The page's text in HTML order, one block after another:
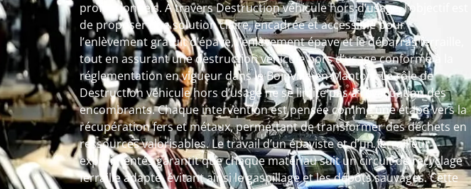
professionnels. À travers Destruction véhicule hors d’usage, l’objectif est
de proposer une solution claire, encadrée et accessible pour
l’enlèvement gratuit d’épave, l’enlèvement épave et le débarras ferraille,
tout en assurant une destruction véhicule hors d’usage conforme à la
réglementation en vigueur dans le Boinville-en-Mantois. Le rôle de
Destruction véhicule hors d’usage ne se limite pas à l’évacuation des
encombrants. Chaque intervention est pensée comme une étape vers la
récupération fers et métaux, permettant de transformer des déchets en
ressources valorisables. Le travail d’un épaviste et d’un ferrailleur
expérimentés garantit que chaque matériau suit un circuit de recyclage
ferraille adapté, évitant ainsi le gaspillage et les dépôts sauvages. Cette